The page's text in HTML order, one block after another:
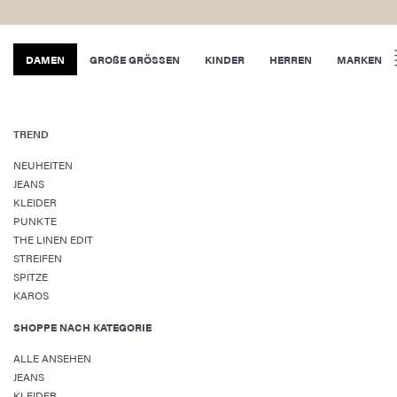
DAMEN GROßE GRÖSSEN KINDER HERREN MARKEN
TREND
NEUHEITEN
JEANS
KLEIDER
PUNKTE
THE LINEN EDIT
STREIFEN
SPITZE
KAROS
SHOPPE NACH KATEGORIE
ALLE ANSEHEN
JEANS